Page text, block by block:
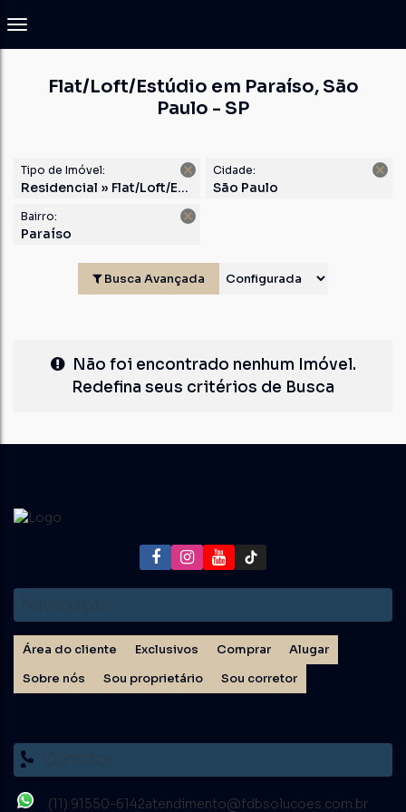
Flat/Loft/Estúdio em Paraíso, São
Paulo - SP
Tipo de Imóvel:
Residencial » Flat/Loft/Estúdio
Cidade:
São Paulo
Bairro:
Paraíso
Busca Avançada
Não foi encontrado nenhum Imóvel.
Redefina seus critérios de Busca
Navegação
Área do cliente Exclusivos Comprar
Alugar
Sobre nós
Sou proprietário Sou corretor
Contatos
(11) 91550-6142atendimento@fdbsolucoes.com.br